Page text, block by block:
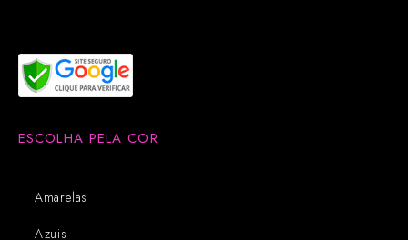
ESCOLHA PELA COR
Amarelas
Azuis